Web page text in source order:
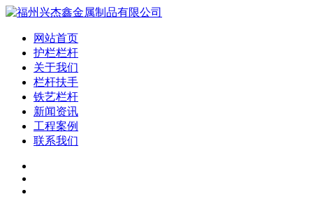
网站首页
护栏栏杆
关于我们
栏杆扶手
铁艺栏杆
新闻资讯
工程案例
联系我们